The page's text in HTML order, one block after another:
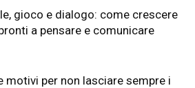
gioco e dialogo: come crescere
a pensare e comunicare
motivi per non lasciare sempre i